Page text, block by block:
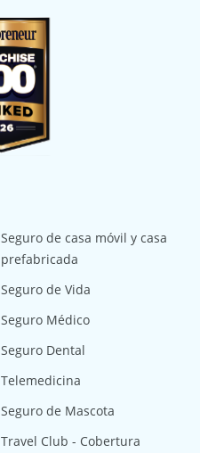
Seguro de casa móvil y casa
prefabricada
Seguro de Vida
Seguro Médico
Seguro Dental
Telemedicina
Seguro de Mascota
Travel Club - Cobertura